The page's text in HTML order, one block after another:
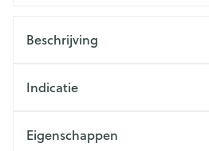
Beschrijving
Indicatie
Eigenschappen